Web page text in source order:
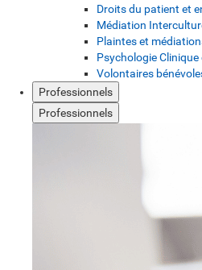
Droits du patient et
Médiation
Plaintes et
Psychologie
Volontaires
Professionnels
Professionnels